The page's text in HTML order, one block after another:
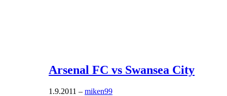
Arsenal FC vs Swansea City
1.9.2011 – miken99